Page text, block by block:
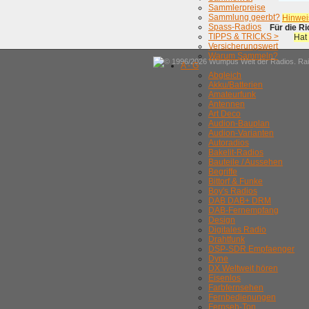
Sammlerpreise
Sammlung geerbt?
Spass-Radios
TIPPS & TRICKS >
Versicherungswert
Warum Sammeln?
A - G
Abgleich
Akku/Batterien
Amateurfunk
Antennen
Art Deco
Audion-Bauplan
Audion-Varianten
Autoradios
Bakelit-Radios
Bauteile / Aussehen
Begriffe
Bittorf & Funke
Boy's Radios
DAB DAB+ DRM
DAB-Fernempfang
Design
Digitales Radio
Drahtfunk
DSP-SDR Empfaenger
Dyne
DX Weltweit hören
Eisenlos
Farbfernsehen
Fernbedienungen
Fernseh-Ton
Für die
© 1996/2026 Wumpus Welt der Radios.